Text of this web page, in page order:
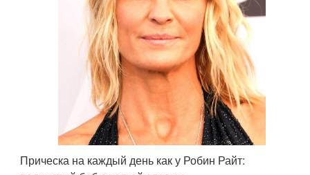
Прическа на каждый день как у Робин Райт: